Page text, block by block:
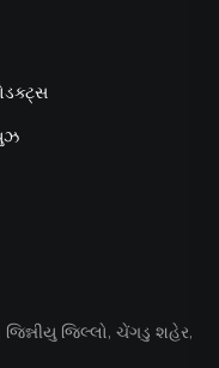
જિન્નીયુ જિલ્લો, ચેંગડુ શહેર,